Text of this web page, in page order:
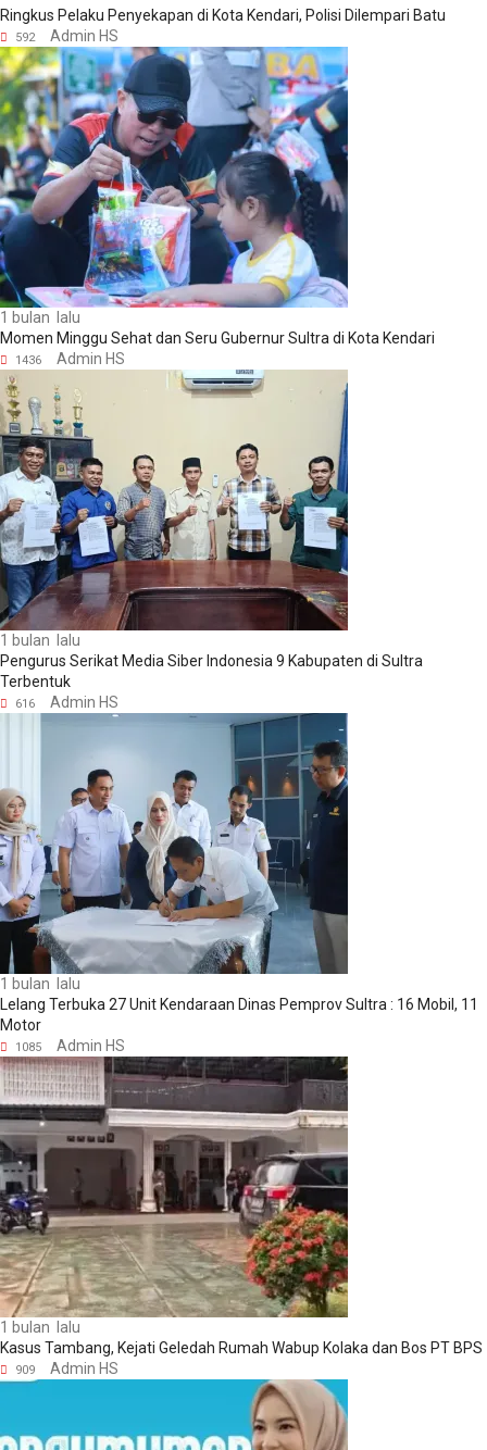
Ringkus Pelaku Penyekapan di Kota Kendari, Polisi Dilempari Batu
592 Admin HS
1 bulan lalu
Momen Minggu Sehat dan Seru Gubernur Sultra di Kota Kendari
1436 Admin HS
1 bulan lalu
Pengurus Serikat Media Siber Indonesia 9 Kabupaten di Sultra
Terbentuk
616 Admin HS
1 bulan lalu
Lelang Terbuka 27 Unit Kendaraan Dinas Pemprov Sultra : 16 Mobil, 11
Motor
1085 Admin HS
1 bulan lalu
Kasus Tambang, Kejati Geledah Rumah Wabup Kolaka dan Bos PT BPS
909 Admin HS